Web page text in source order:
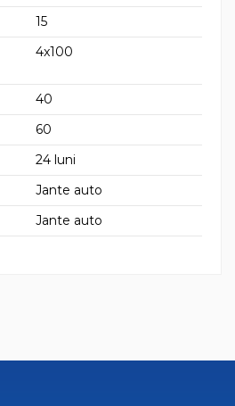
15
4x100
40
60
24 luni
Jante auto
Jante auto